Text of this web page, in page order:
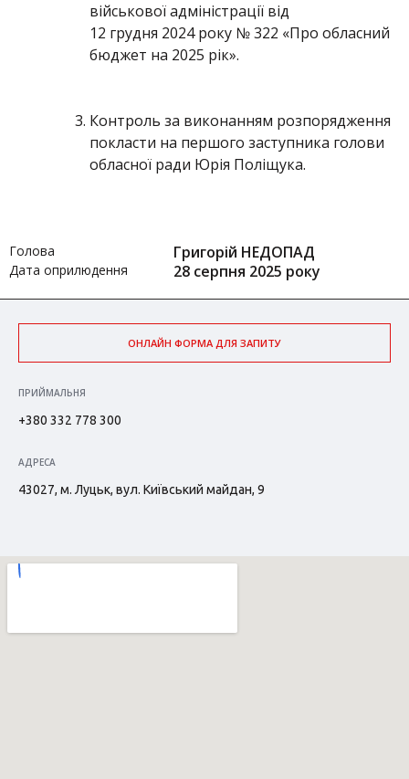
військової адміністрації від
12 грудня 2024 року № 322 «Про обласний
бюджет на 2025 рік».
Контроль за виконанням розпорядження
покласти на першого заступника голови
обласної ради Юрія Поліщука.
Голова Григорій НЕДОПАД
Дата оприлюдення 28 серпня 2025 року
ОНЛАЙН ФОРМА ДЛЯ ЗАПИТУ
ПРИЙМАЛЬНЯ
+380 332 778 300
АДРЕСА
43027, м. Луцьк, вул. Київський майдан, 9